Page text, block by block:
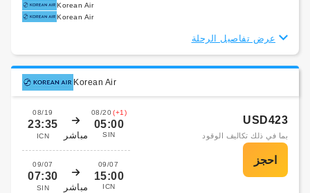
Korean Air
Korean Air
عرض تفاصيل الرحلة
Korean Air
08/19
23:35
ICN مباشر
08/20 (+1)
05:00
SIN
09/07
07:30
SIN مباشر
09/07
15:00
ICN
USD423
بما في ذلك تكاليف الوقود